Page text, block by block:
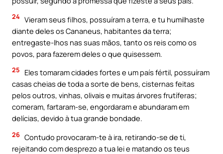
24 Vieram seus filhos, possuíram a terra, e tu humilhaste
diante deles os Cananeus, habitantes da terra;
entregaste-lhos nas suas mãos, tanto os reis como os
povos, para fazerem deles o que quisessem.
25
Eles tomaram cidades fortes e um país fértil, possuíram
casas cheias de toda a sorte de bens, cisternas feitas
pelos outros, vinhas, olivais e muitas árvores frutíferas;
comeram, fartaram-se, engordaram e abundaram em
delícias, devido à tua grande bondade.
26 Contudo provocaram-te à ira, retirando-se de ti,
rejeitando com desprezo a tua lei e matando os teus